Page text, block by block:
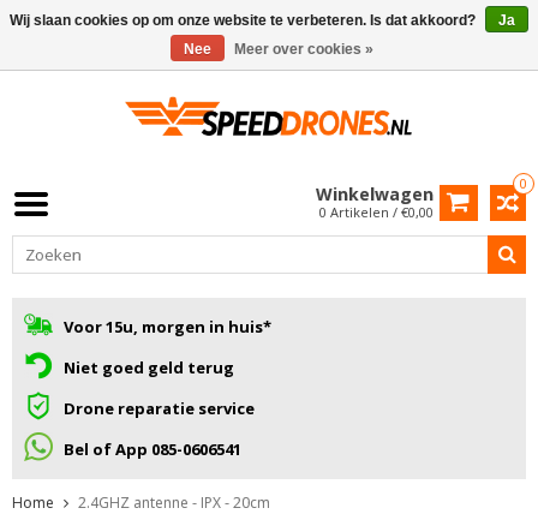
0
Winkelwagen
0 Artikelen / €0,00
Voor 15u, morgen in huis*
Niet goed geld terug
Drone reparatie service
Bel of App 085-0606541
Home 2.4GHZ antenne - IPX - 20cm
Wij slaan cookies op om onze website te verbeteren. Is dat akkoord?
Ja
Nee
Meer over cookies »